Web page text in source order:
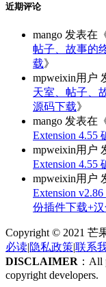
近期评论
mango 发表在
帖子、故事的
载》
mpweixin用户
天室、帖子、
源码下载》
mango 发表在
Extension 4.55
mpweixin用户
Extension 4.55
mpweixin用户
Extension
份插件下载+
Copyright © 2021 芒
必读|隐私政策|联系
DISCLAIMER ：All
copyright developers.